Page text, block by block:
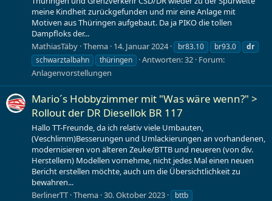
meine Kindheit zurückgefunden und mir eine Anlage mit
Motiven aus Thüringen aufgebaut. Da ja PIKO die tollen
Dampfloks der...
MathiasTäby Thema 14. Januar 2024 br83.10 br93.0
dr
schwarztalbahn
thüringen Antworten: 32 Forum:
Anlagenvorstellungen
Mario´s Hobbyzimmer mit "Was wäre wenn?" >
Rollout der DR Diesellok BR 117
Hallo TT-Freunde, da ich relativ viele Umbauten,
(Veschlimm)Besserungen und Umlackierungen an vorhandenen,
modernisieren von älteren Zeuke/BTTB und neueren (von div.
Herstellern) Modellen vornehme, nicht jedes Mal einen neuen
Bericht erstellen möchte, auch um die Übersichtlichkeit zu
bewahren...
BerlinerTT Thema 30. Oktober 2023
bttb